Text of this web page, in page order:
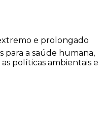
e prolongado
para a saúde humana,
políticas ambientais e